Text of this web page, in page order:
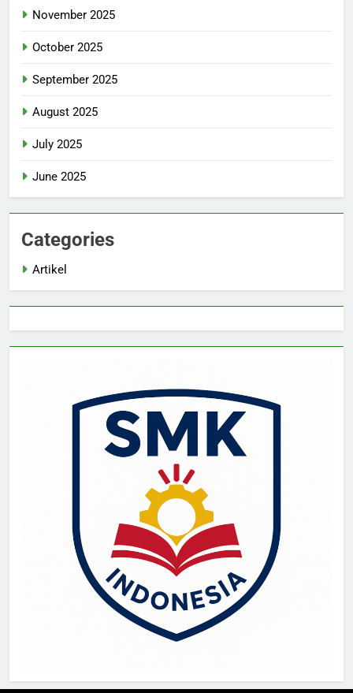
November 2025
October 2025
September 2025
August 2025
July 2025
June 2025
Categories
Artikel